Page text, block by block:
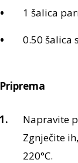
1 šalica
0.50 šalica
Priprema
Napravite
Zgnječite
220°C.